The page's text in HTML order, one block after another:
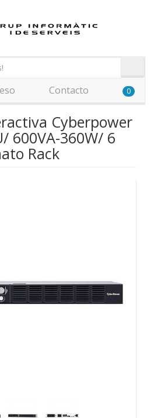
Contacto 0
Cyberpower
600VA-360W/ 6
Rack